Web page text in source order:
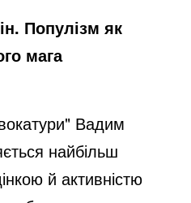
Популізм як
мага
Вадим
найбільш
й активністю